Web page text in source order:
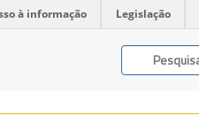
à informação Legislação